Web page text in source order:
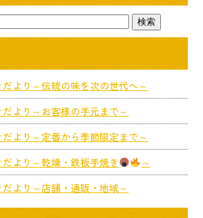
より～伝統の味を次の世代へ～
より～お客様の手元まで～
より～定番から季節限定まで～
より～乾燥・鉄板手焼き
～
より～店舗・通販・地域～